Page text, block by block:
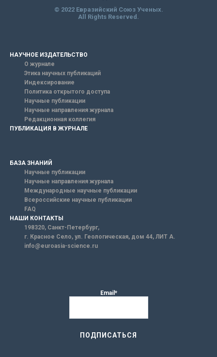
© 2022 Евразийский Союз Ученых.
All Rights Reserved.
НАУЧНОЕ ИЗДАТЕЛЬСТВО
О журнале
Этика научных публикаций
Индексирование
Политика открытого доступа
Научные публикации
Научные направления журнала
Редакционная коллегия
ПУБЛИКАЦИЯ В ЖУРНАЛЕ
БАЗА ЗНАНИЙ
Научные публикации
Научные направления журнала
Международные научные публикации
Всероссийские научные публикации
FAQ
НАШИ КОНТАКТЫ
198320, Санкт-Петербург,
г. Красное Село, ул. Геологическая, дом 44, ЛИТ А.
info@euroasia-science.ru
Email*